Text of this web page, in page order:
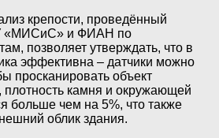
крепости, проведённый
«МИСиС» и ФИАН по
позволяет утверждать, что в
эффективна – датчики можно
просканировать объект
плотность камня и окружающей
больше чем на 5%, что также
облик здания.